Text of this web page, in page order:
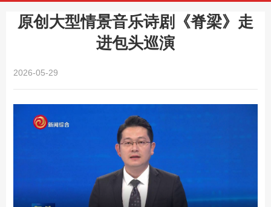
原创大型情景音乐诗剧《脊梁》走
进包头巡演
2026-05-29